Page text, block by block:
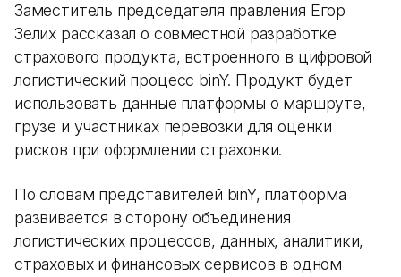
Заместитель председателя правления Егор
Зелих рассказал о совместной разработке
страхового продукта, встроенного в цифровой
логистический процесс binY. Продукт будет
использовать данные платформы о маршруте,
грузе и участниках перевозки для оценки
рисков при оформлении страховки.
По словам представителей binY, платформа
развивается в сторону объединения
логистических процессов, данных, аналитики,
страховых и финансовых сервисов в одном